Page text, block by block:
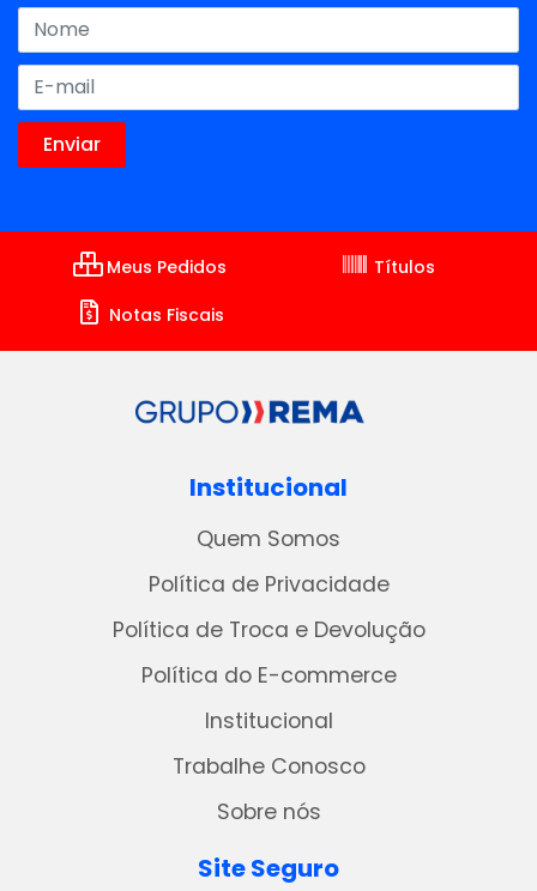
Meus Pedidos
Títulos
Notas Fiscais
Institucional
Quem Somos
Política de Privacidade
Política de Troca e Devolução
Política do E-commerce
Institucional
Trabalhe Conosco
Sobre nós
Site Seguro